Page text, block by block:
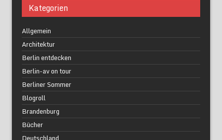
Kategorien
Allgemein
Architektur
Berlin entdecken
Berlin-av on tour
Berliner Sommer
Blogroll
Brandenburg
Bücher